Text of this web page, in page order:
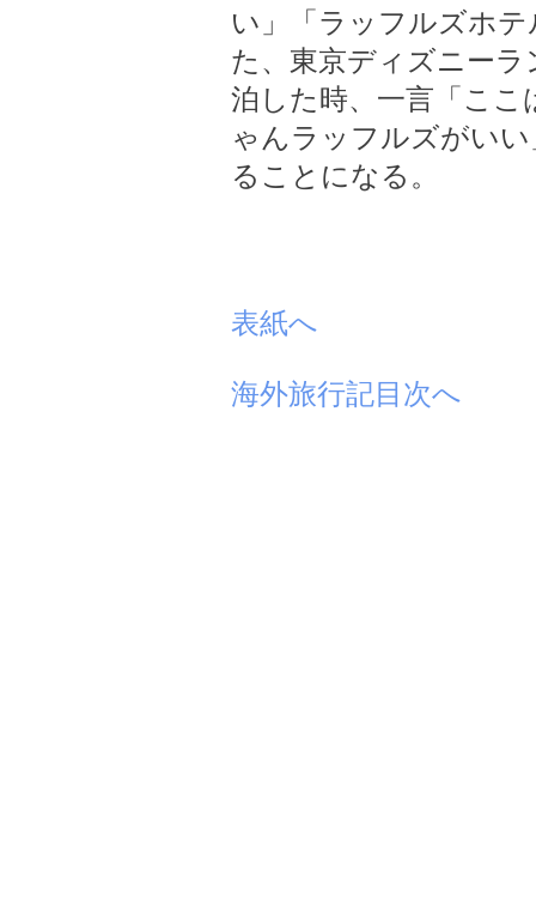
い」「ラッフルズホ
た、東京ディズニー
泊した時、一言「こ
ゃんラッフルズがい
ることになる。
表紙へ
海外旅行記目次へ